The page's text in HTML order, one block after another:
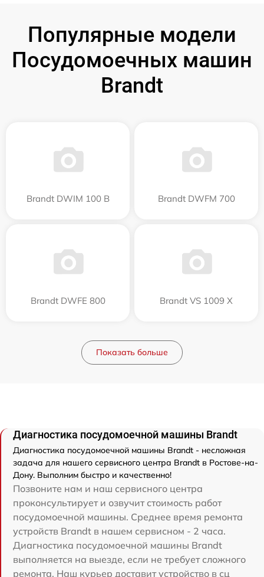
Популярные модели
Посудомоечных машин
Brandt
Brandt DWIM 100 B Brandt DWFM 700
Brandt DWFE 800 Brandt VS 1009 X
Показать больше
Диагностика посудомоечной машины Brandt
Диагностика посудомоечной машины Brandt - несложная
задача для нашего сервисного центра Brandt в Ростове-на-
Дону. Выполним быстро и качественно!
Позвоните нам и наш сервисного центра
проконсультирует и озвучит стоимость работ
посудомоечной машины. Среднее время ремонта
устройств Brandt в нашем сервисном - 2 часа.
Диагностика посудомоечной машины Brandt
выполняется на выезде, если не требует сложного
ремонта. Наш курьер доставит устройство в сц